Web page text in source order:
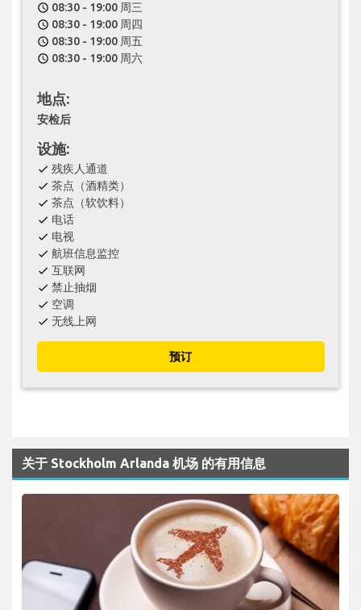
schedule 08:30 - 19:00 周三
schedule 08:30 - 19:00 周四
schedule 08:30 - 19:00 周五
schedule 08:30 - 19:00 周六
地点:
安检后
设施:
check 残疾人通道
check 茶点（酒精类）
check 茶点（软饮料）
check 电话
check 电视
check 航班信息监控
check 互联网
check 禁止抽烟
check 空调
check 无线上网
预订
关于 Stockholm Arlanda 机场 的有用信息